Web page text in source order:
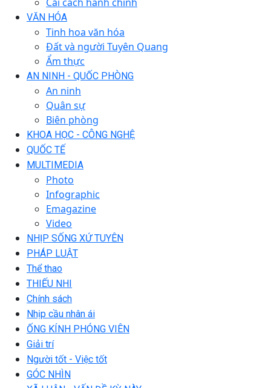
VĂN HÓA
Tinh hoa văn hóa
Đất và người Tuyên Quang
Ẩm thực
AN NINH - QUỐC PHÒNG
An ninh
Quân sự
Biên phòng
KHOA HỌC - CÔNG NGHỆ
QUỐC TẾ
MULTIMEDIA
Photo
Infographic
Emagazine
Video
NHỊP SỐNG XỨ TUYÊN
PHÁP LUẬT
Thể thao
THIẾU NHI
Chính sách
Nhịp cầu nhân ái
ỐNG KÍNH PHÓNG VIÊN
Giải trí
Người tốt - Việc tốt
GÓC NHÌN